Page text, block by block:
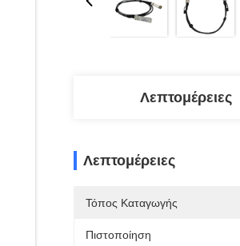
Λεπτομέρειες
Λεπτομέρειες
Τόπος Καταγωγής
Πιστοποίηση